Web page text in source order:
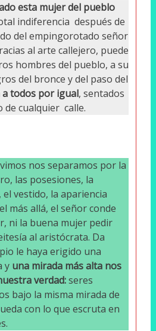
esta mujer del pueblo
indiferencia después de
del empingorotado señor
al arte callejero, puede
hombres del pueblo, a su
del bronce y del paso del
a todos por igual, sentados
de cualquier calle.
nos separamos por la
las posesiones, la
vestido, la apariencia
más allá, el señor conde
ni la buena mujer pedir
al aristócrata. Da
le haya erigido una
y una mirada más alta nos
verdad:seres
bajo la misma mirada de
con lo que escruta en